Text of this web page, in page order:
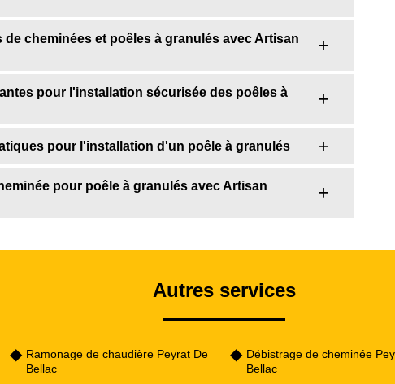
cheminées et poêles à granulés avec Artisan
pour l'installation sécurisée des poêles à
pour l'installation d'un poêle à granulés
pour poêle à granulés avec Artisan
Autres services
Ramonage de chaudière Peyrat De
Bellac
Débistrage de cheminée
Bellac